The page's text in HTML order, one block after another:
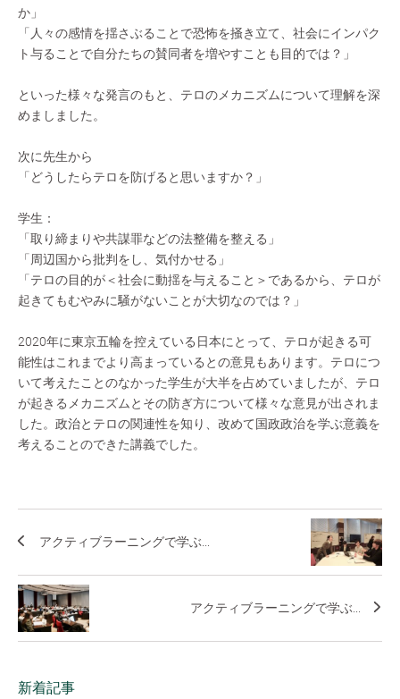
か」
「人々の感情を揺さぶることで恐怖を掻き立て、社会にインパク
ト与ることで自分たちの賛同者を増やすことも目的では？」
といった様々な発言のもと、テロのメカニズムについて理解を深
めましました。
次に先生から
「どうしたらテロを防げると思いますか？」
学生：
「取り締まりや共謀罪などの法整備を整える」
「周辺国から批判をし、気付かせる」
「テロの目的が＜社会に動揺を与えること＞であるから、テロが
起きてもむやみに騒がないことが大切なのでは？」
2020年に東京五輪を控えている日本にとって、テロが起きる可
能性はこれまでより高まっているとの意見もあります。テロにつ
いて考えたことのなかった学生が大半を占めていましたが、テロ
が起きるメカニズムとその防ぎ方について様々な意見が出されま
した。政治とテロの関連性を知り、改めて国政政治を学ぶ意義を
考えることのできた講義でした。
アクティブラーニングで学ぶ...
アクティブラーニングで学ぶ...
新着記事